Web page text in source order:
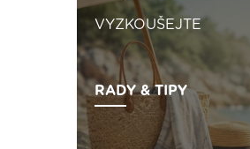
VYZKOUŠEJTE
RADY & TIPY
seženeme! ›